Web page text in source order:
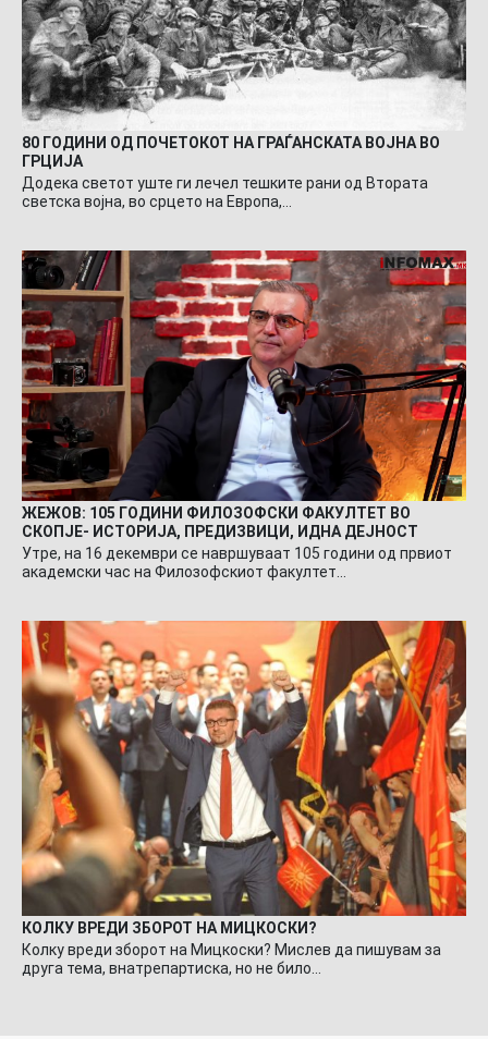
80 ГОДИНИ ОД ПОЧЕТОКОТ НА ГРАЃАНСКАТА ВОЈНА ВО
ГРЦИЈА
Додека светот уште ги лечел тешките рани од Втората
светска војна, во срцето на Европа,…
ЖЕЖОВ: 105 ГОДИНИ ФИЛОЗОФСКИ ФАКУЛТЕТ ВО
СКОПЈЕ- ИСТОРИЈА, ПРЕДИЗВИЦИ, ИДНА ДЕЈНОСТ
Утре, на 16 декември се навршуваат 105 години од првиот
академски час на Филозофскиот факултет…
КОЛКУ ВРЕДИ ЗБОРОТ НА МИЦКОСКИ?
Колку вреди зборот на Мицкоски? Мислев да пишувам за
друга тема, внатрепартиска, но не било…